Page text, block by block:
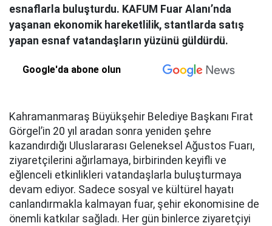
esnaflarla buluşturdu. KAFUM Fuar Alanı’nda
yaşanan ekonomik hareketlilik, stantlarda satış
yapan esnaf vatandaşların yüzünü güldürdü.
Google'da abone olun
Kahramanmaraş Büyükşehir Belediye Başkanı Fırat
Görgel’in 20 yıl aradan sonra yeniden şehre
kazandırdığı Uluslararası Geleneksel Ağustos Fuarı,
ziyaretçilerini ağırlamaya, birbirinden keyifli ve
eğlenceli etkinlikleri vatandaşlarla buluşturmaya
devam ediyor. Sadece sosyal ve kültürel hayatı
canlandırmakla kalmayan fuar, şehir ekonomisine de
önemli katkılar sağladı. Her gün binlerce ziyaretçiyi